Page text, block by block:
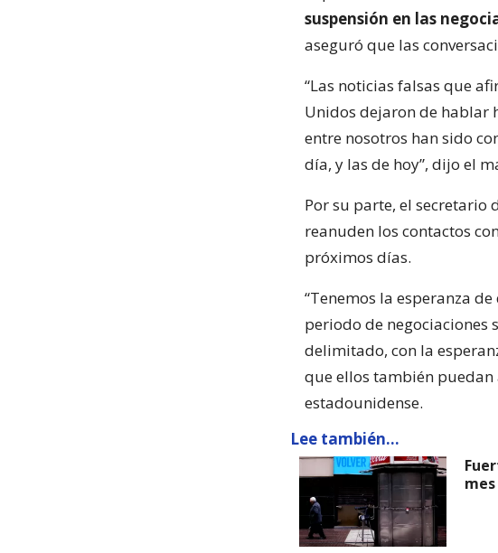
suspensión en las
aseguró que las
“Las noticias falsas que
Unidos dejaron de hablar
entre nosotros han sido
día, y las de hoy”, dijo el
Por su parte, el secretario
reanuden los contactos
próximos días.
“Tenemos la esperanza
periodo de negociaciones
delimitado, con la
que ellos también puedan
estadounidense.
Lee también...